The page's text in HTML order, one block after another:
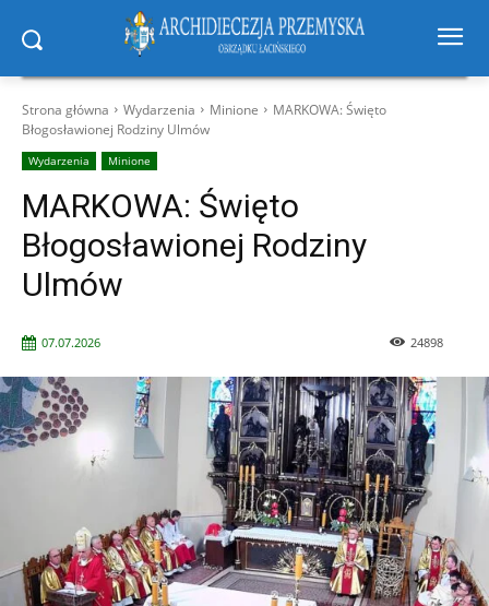
Strona główna Wydarzenia Minione
MARKOWA: Święto
Błogosławionej Rodziny Ulmów
Wydarzenia Minione
MARKOWA: Święto
Błogosławionej Rodziny
Ulmów
07.07.2026 24898